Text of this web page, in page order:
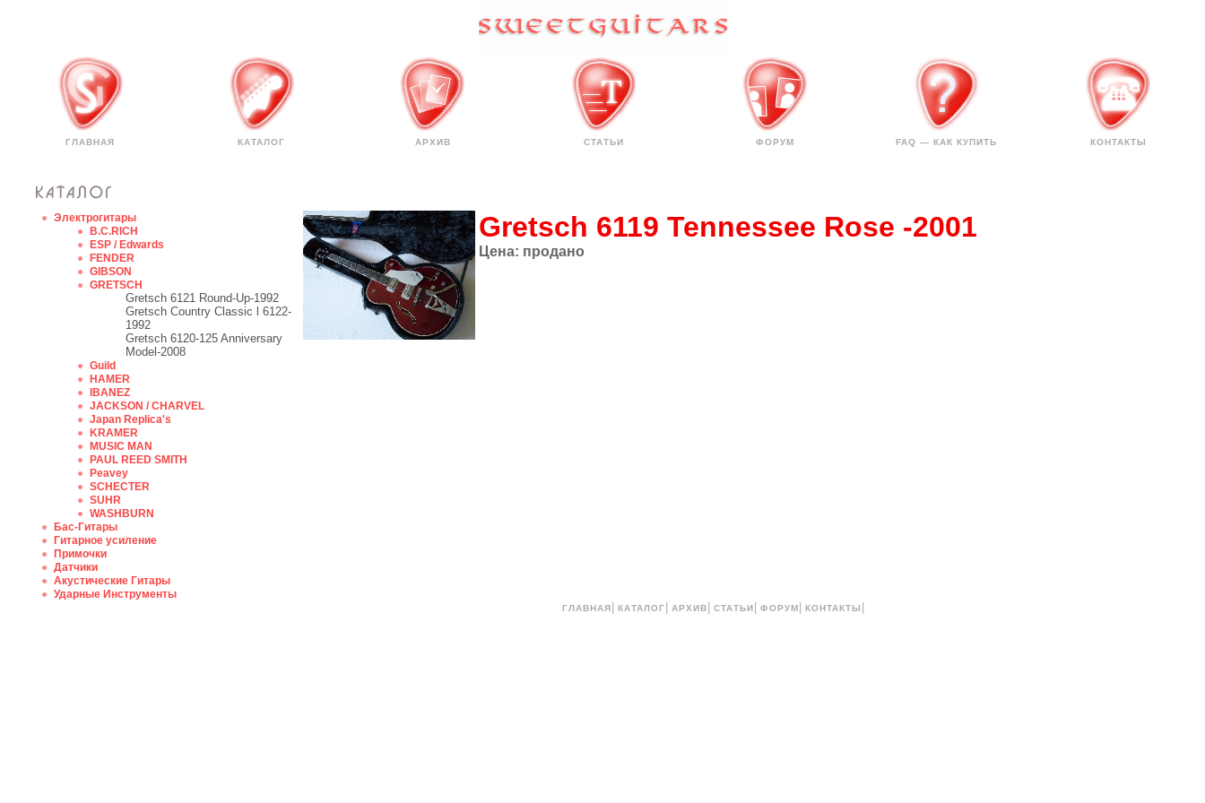
ГЛАВНАЯ КАТАЛОГ АРХИВ СТАТЬИ ФОРУМ FAQ — КАК КУПИТЬ КОНТАКТЫ
Электрогитары
B.C.RICH
ESP / Edwards
FENDER
GIBSON
GRETSCH
Gretsch 6121 Round-Up-1992
Gretsch Country Classic l 6122-
1992
Gretsch 6120-125 Anniversary
Model-2008
Guild
HAMER
IBANEZ
JACKSON / CHARVEL
Japan Replica's
KRAMER
MUSIC MAN
PAUL REED SMITH
Peavey
SCHECTER
SUHR
WASHBURN
Бас-Гитары
Гитарное усиление
Примочки
Датчики
Акустические Гитары
Ударные Инструменты
Gretsch 6119 Tennessee Rose -2001
Цена: продано
ГЛАВНАЯ КАТАЛОГ АРХИВ СТАТЬИ ФОРУМ КОНТАКТЫ